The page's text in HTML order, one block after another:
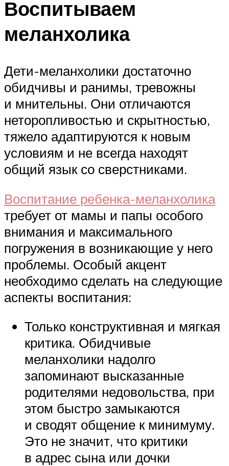
Воспитываем
меланхолика
Дети-меланхолики достаточно
обидчивы и ранимы, тревожны
и мнительны. Они отличаются
неторопливостью и скрытностью,
тяжело адаптируются к новым
условиям и не всегда находят
общий язык со сверстниками.
Воспитание ребенка-меланхолика
требует от мамы и папы особого
внимания и максимального
погружения в возникающие у него
проблемы. Особый акцент
необходимо сделать на следующие
аспекты воспитания:
Только конструктивная и мягкая
критика. Обидчивые
меланхолики надолго
запоминают высказанные
родителями недовольства, при
этом быстро замыкаются
и сводят общение к минимуму.
Это не значит, что критики
в адрес сына или дочки